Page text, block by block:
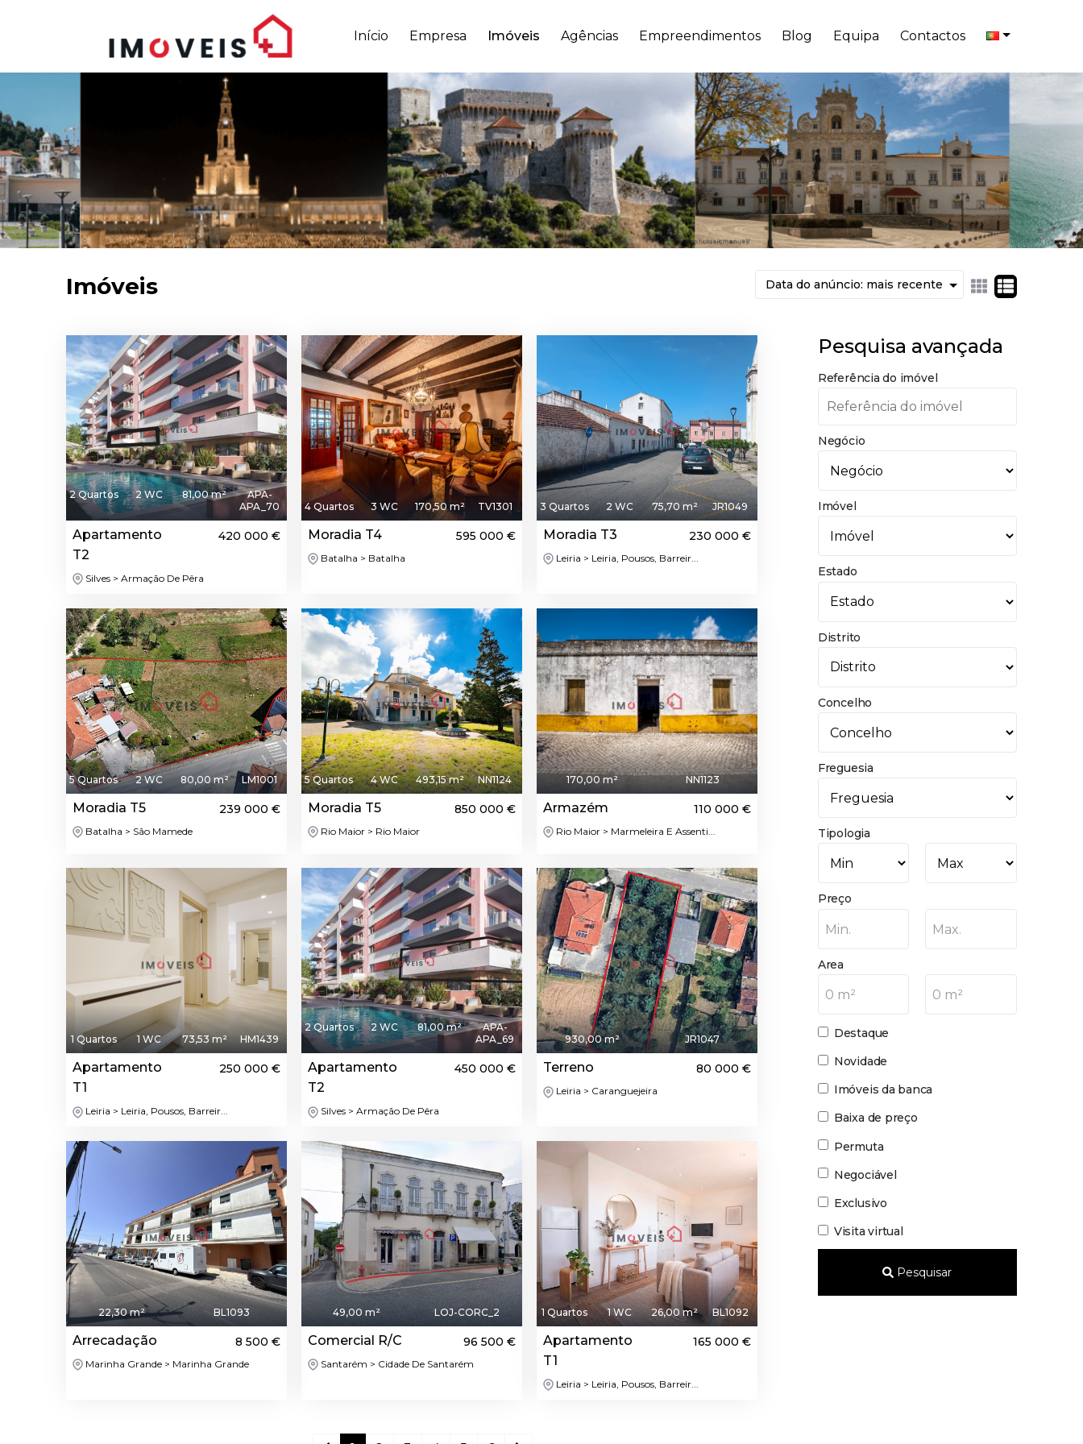
Início Empresa Imóveis Agências Empreendimentos Blog Equipa Contactos
Imóveis
2 Quartos 2 WC 81,00 m²
APA-
APA_70
Apartamento
T2
420 000 €
Silves > Armação De Pêra
4 Quartos 3 WC 170,50 m² TV1301
Moradia T4 595 000 €
Batalha > Batalha
3 Quartos 2 WC 75,70 m² JR1049
Moradia T3 230 000 €
Leiria > Leiria, Pousos, Barreir...
5 Quartos 2 WC 80,00 m² LM1001
Moradia T5 239 000 €
Batalha > São Mamede
5 Quartos 4 WC 493,15 m² NN1124
Moradia T5 850 000 €
Rio Maior > Rio Maior
170,00 m² NN1123
Armazém 110 000 €
Rio Maior > Marmeleira E Assenti...
1 Quartos 1 WC 73,53 m² HM1439
Apartamento
T1
250 000 €
Leiria > Leiria, Pousos, Barreir...
2 Quartos 2 WC 81,00 m²
APA-
APA_69
Apartamento
T2
450 000 €
Silves > Armação De Pêra
930,00 m² JR1047
Terreno 80 000 €
Leiria > Caranguejeira
22,30 m² BL1093
Arrecadação 8 500 €
Marinha Grande > Marinha Grande
49,00 m² LOJ-CORC_2
Comercial R/C 96 500 €
Santarém > Cidade De Santarém
1 Quartos 1 WC 26,00 m² BL1092
Apartamento
T1
165 000 €
Leiria > Leiria, Pousos, Barreir...
Pesquisa avançada
Referência do imóvel
Negócio
Imóvel
Estado
Distrito
Concelho
Freguesia
Tipologia
Preço
Min. Max.
Area
0 m² 0 m²
Destaque
Novidade
Imóveis da banca
Baixa de preço
Permuta
Negociável
Exclusivo
Visita virtual
Pesquisar